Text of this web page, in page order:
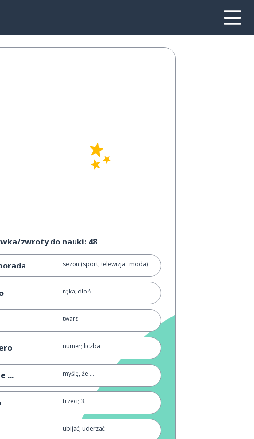
zwroty do nauki: 48
sezon (sport, telewizja i moda)
ręka; dłoń
twarz
numer; liczba
... myślę, że ...
trzeci; 3.
ubijać; uderzać